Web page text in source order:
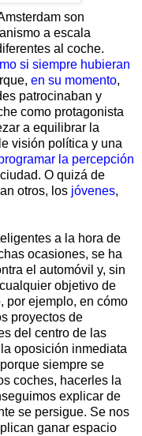
son
a escala
al coche.
si siempre hubieran
en su momento,
patrocinaban y
como protagonista
a equilibrar la
visión política y una
la percepción
O quizá de
otros, los jóvenes,
a la hora de
ocasiones, se ha
el automóvil y, sin
objetivo de
por ejemplo, en cómo
proyectos de
del centro de las
oposición inmediata
siempre se
coches, hacerles la
explicar de
se persigue. Se nos
ganar espacio